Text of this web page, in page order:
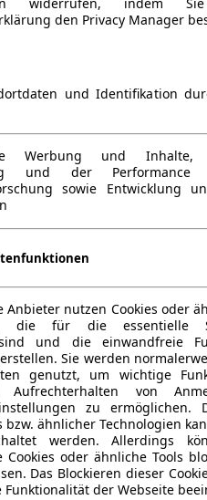
widerrufen, indem
den Privacy Manager
und Identifikation
Werbung und Inhalte,
und der
sowie Entwicklung
Anbieter nutzen Cookies oder
die für die essentielle
und die einwandfreie
Sie werden
genutzt, um wichtige
von
zu ermöglichen.
bzw. ähnlicher Technologien
werden. Allerdings
Cookies oder ähnliche Tools
Das Blockieren dieser
Funktionalität der Webseite